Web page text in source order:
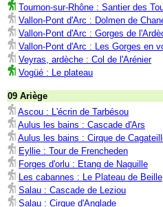
Tournon-sur-Rhône : Santier des
Vallon-Pont d'Arc : Dolmen de
Vallon-Pont d'Arc : Gorges de
Vallon-Pont d'Arc : Les Gorges en
Veyras, ardèche : Col de l'Arénier
Vogüé : Le plateau
09 Ariège
Ascou : L'écrin de Tarbésou
Aulus les bains : Cascade d'Ars
Aulus les bains : Cirque de
Eyllie : Tour de Frencheden
Forges d'orlu : Etang de Naguille
Les cabannes : Le Plateau de Beille
Salau : Cascade de Leziou
Salau : Cirque d'Anglade